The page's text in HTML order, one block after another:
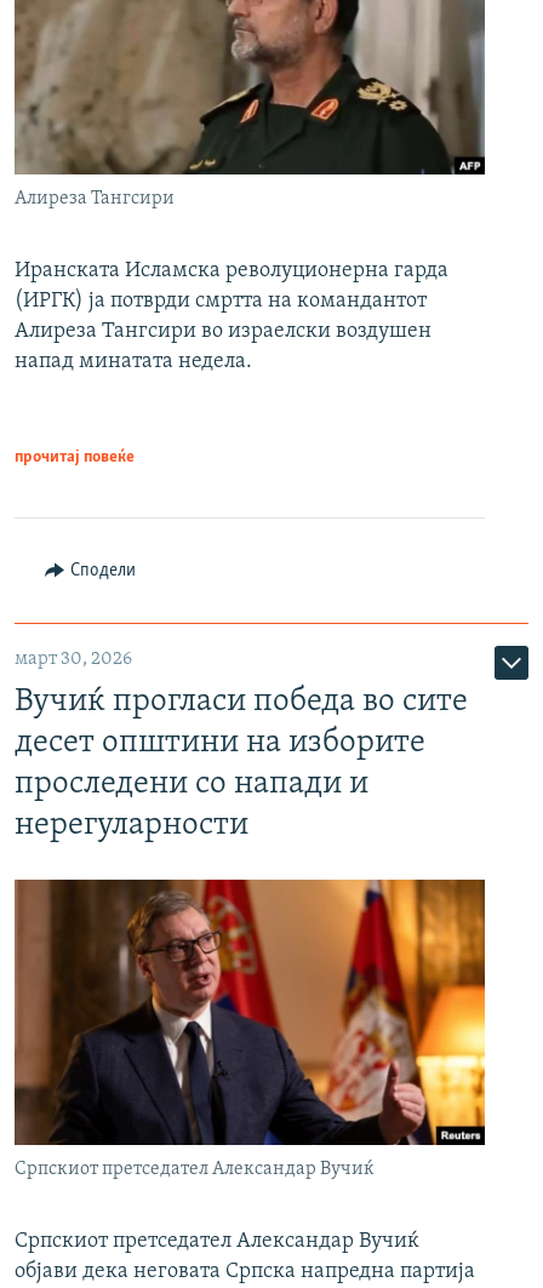
Алиреза Тангсири
Иранската Исламска револуционерна гарда
(ИРГК) ја потврди смртта на командантот
Алиреза Тангсири во израелски воздушен
напад минатата недела.
прочитај повеќе
Сподели
март 30, 2026
Вучиќ прогласи победа во сите
десет општини на изборите
проследени со напади и
нерегуларности
Српскиот претседател Александар Вучиќ
Српскиот претседател Александар Вучиќ
објави дека неговата Српска напредна партија